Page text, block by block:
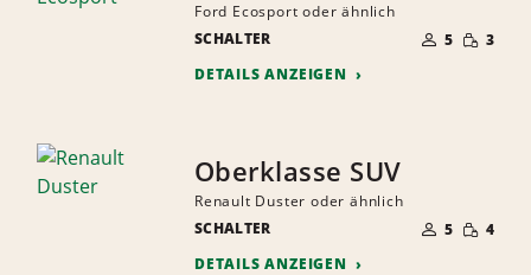
Ford Ecosport oder ähnlich
SCHALTER
DER
MITFAHRER
5 GERINGE
MENGE
3
DETAILS ANZEIGEN
Oberklasse SUV
Renault Duster oder ähnlich
SCHALTER
DER
MITFAHRER
5 GERINGE
MENGE
4
DETAILS ANZEIGEN